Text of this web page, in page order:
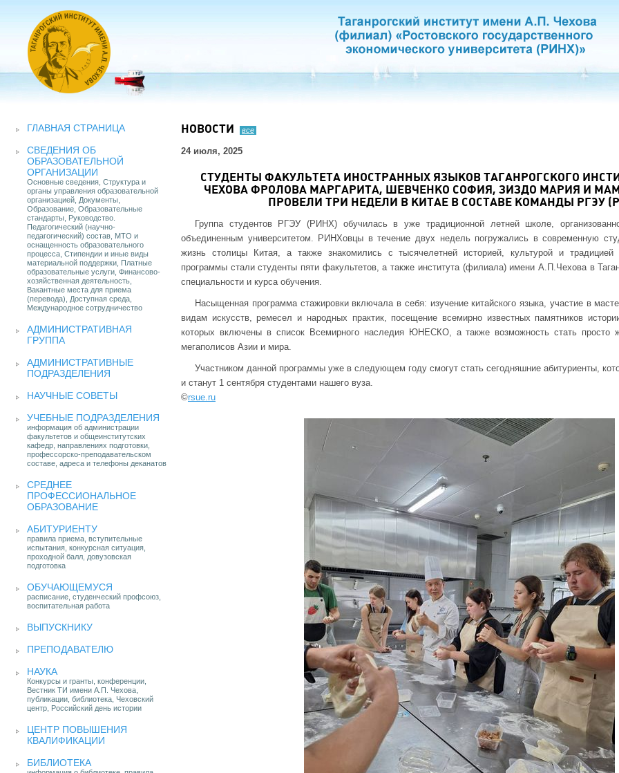
ГЛАВНАЯ СТРАНИЦА
СВЕДЕНИЯ ОБ
ОБРАЗОВАТЕЛЬНОЙ
ОРГАНИЗАЦИИ
Основные сведения, Структура и
органы управления образовательной
организацией, Документы,
Образование, Образовательные
стандарты, Руководство.
Педагогический (научно-
педагогический) состав, МТО и
оснащенность образовательного
процесса, Стипендии и иные виды
материальной поддержки, Платные
образовательные услуги, Финансово-
хозяйственная деятельность,
Вакантные места для приема
(перевода), Доступная среда,
Международное сотрудничество
АДМИНИСТРАТИВНАЯ
ГРУППА
АДМИНИСТРАТИВНЫЕ
ПОДРАЗДЕЛЕНИЯ
НАУЧНЫЕ СОВЕТЫ
УЧЕБНЫЕ ПОДРАЗДЕЛЕНИЯ
информация об администрации
факультетов и общеинститутских
кафедр, направлениях подготовки,
профессорско-преподавательском
составе, адреса и телефоны деканатов
СРЕДНЕЕ
ПРОФЕССИОНАЛЬНОЕ
ОБРАЗОВАНИЕ
АБИТУРИЕНТУ
правила приема, вступительные
испытания, конкурсная ситуация,
проходной балл, довузовская
подготовка
ОБУЧАЮЩЕМУСЯ
расписание, студенческий профсоюз,
воспитательная работа
ВЫПУСКНИКУ
ПРЕПОДАВАТЕЛЮ
НАУКА
Конкурсы и гранты, конференции,
Вестник ТИ имени А.П. Чехова,
публикации, библиотека, Чеховский
центр, Российский день истории
ЦЕНТР ПОВЫШЕНИЯ
КВАЛИФИКАЦИИ
БИБЛИОТЕКА
НОВОСТИ все
24 июля, 2025
СТУДЕНТЫ ФАКУЛЬТЕТА ИНОСТРАННЫХ ЯЗЫКОВ ТАГАНРОГСКОГО
ЧЕХОВА ФРОЛОВА МАРГАРИТА, ШЕВЧЕНКО СОФИЯ, ЗИЗДО МАРИЯ И
ПРОВЕЛИ ТРИ НЕДЕЛИ В КИТАЕ В СОСТАВЕ КОМАНДЫ РГЭУ
Группа студентов РГЭУ (РИНХ) обучилась в уже традиционной летней школе,
объединенным университетом. РИНХовцы в течение двух недель погружались в современную
жизнь столицы Китая, а также знакомились с тысячелетней историей, культурой и традицией
программы стали студенты пяти факультетов, а также института (филиала) имени А.П.Чехова в
специальности и курса обучения.
Насыщенная программа стажировки включала в себя: изучение китайского языка, участие в
видам искусств, ремесел и народных практик, посещение всемирно известных памятников
которых включены в список Всемирного наследия ЮНЕСКО, а также возможность стать просто
мегаполисов Азии и мира.
Участником данной программы уже в следующем году смогут стать сегодняшние абитуриенты,
и станут 1 сентября студентами нашего вуза.
©rsue.ru